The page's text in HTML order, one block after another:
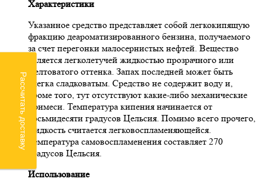
Характеристики
Указанное средство представляет собой легкокипящую
фракцию деароматизированного бензина, получаемого
за счет перегонки малосернистых нефтей. Вещество
является легколетучей жидкостью прозрачного или
желтоватого оттенка. Запах последней может быть
слегка сладковатым. Средство не содержит воду и,
кроме того, тут отсутствуют какие-либо механические
примеси. Температура кипения начинается от
восьмидесяти градусов Цельсия. Помимо всего прочего,
жидкость считается легковоспламеняющейся.
Температура самовоспламенения составляет 270
градусов Цельсия.
Использование
Рассчитать доставку